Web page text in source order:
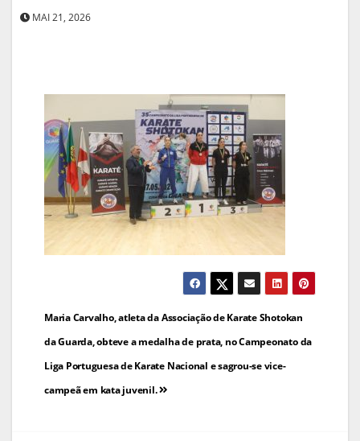
MAI 21, 2026
Navegação
de
artigos
Maria Carvalho, atleta da Associação de Karate Shotokan
da Guarda, obteve a medalha de prata, no Campeonato da
Liga Portuguesa de Karate Nacional e sagrou-se vice-
campeã em kata juvenil.